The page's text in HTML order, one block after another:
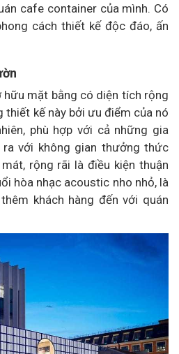
cafe container của mình. Có
cách thiết kế độc đáo, ấn
hữu mặt bằng có diện tích rộng
thiết kế này bởi ưu điểm của nó
phù hợp với cả những gia
với không gian thưởng thức
rộng rãi là điều kiện thuận
hòa nhạc acoustic nho nhỏ, là
khách hàng đến với quán